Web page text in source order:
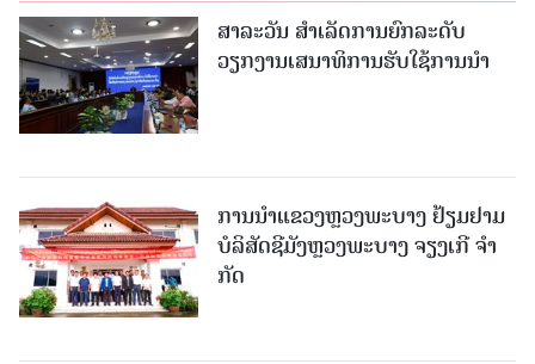
ສາລະວັນ ສໍາເລັດການຍົກລະດັບ
ວຽກງານເສນາທິການຮັບໃຊ້ການນໍາ
ການນຳແຂວງຫຼວງພະບາງ ຢ້ຽມ​ຢາມ
ບໍ​ລິ​ສັດຊີມັງຫຼວງພະບາງ ຈຽງເກີ ຈໍາ
ກັດ